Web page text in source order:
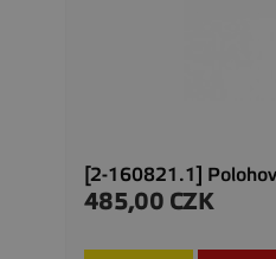
[2-160821.1]
Precio
485,00 CZK